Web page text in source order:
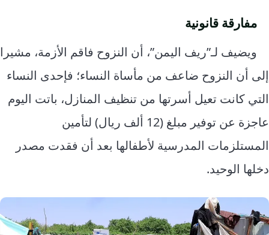
مفارقة قانونية
ويضيف لـ”ريف اليمن”، أن النزوح فاقم الأزمة، مشيرا
إلى أن النزوح ضاعف من مأساة النساء؛ فإحدى النساء
التي كانت تعيل أسرتها من تنظيف المنازل، باتت اليوم
عاجزة عن توفير مبلغ (12 ألف ريال) لتأمين
المستلزمات المدرسية لأطفالها بعد أن فقدت مصدر
دخلها الوحيد.